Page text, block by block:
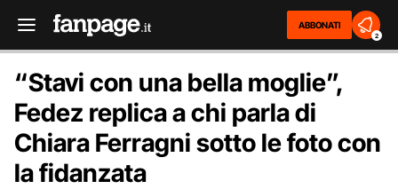
ABBONATI
2
“Stavi con una bella moglie”,
Fedez replica a chi parla di
Chiara Ferragni sotto le foto con
la fidanzata